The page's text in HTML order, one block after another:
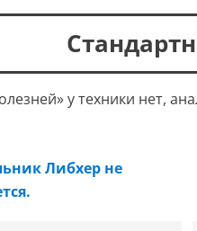
у техники нет,
Либхер не